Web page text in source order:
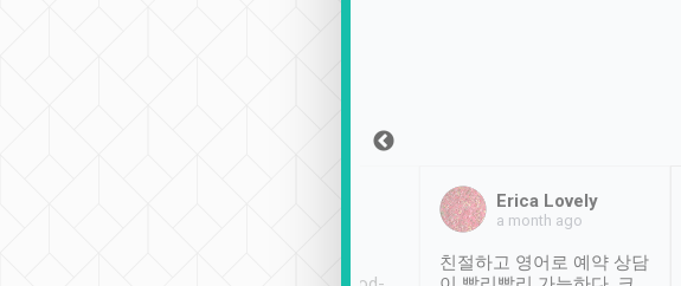
Erica Lovely
a month ago
친절하고 영어로 예약 상담